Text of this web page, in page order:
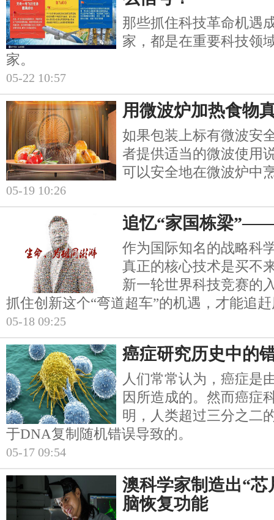
那些抓住科技革命机遇
家，都是在重要科技领
家。
05-22 10:57
用微波炉加热食物
如果包装上标有微波安
者提供适当的微波使用
可以安全地在微波炉中
05-19 10:26
追忆“家国栋梁
作为国际知名的战略科
真正的核心技术是买不
新一轮世界科技竞赛的
抓住创新这个“弯道超车”的机遇，才能追
05-18 09:25
癌症研究历史中的
人们常常认为，癌症是
因所造成的。然而癌症
明，人类超过三分之二
于DNA复制随机错误导致的。
05-17 09:54
澳科学家制造出“芯
脑恢复功能